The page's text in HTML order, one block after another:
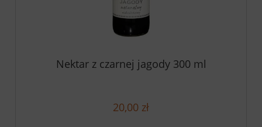
Nektar z czarnej jagody 300 ml
20,00 zł